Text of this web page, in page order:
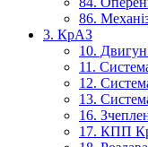
86.
3. КрАЗ
10.
11.
12.
13.
16.
17. КПП